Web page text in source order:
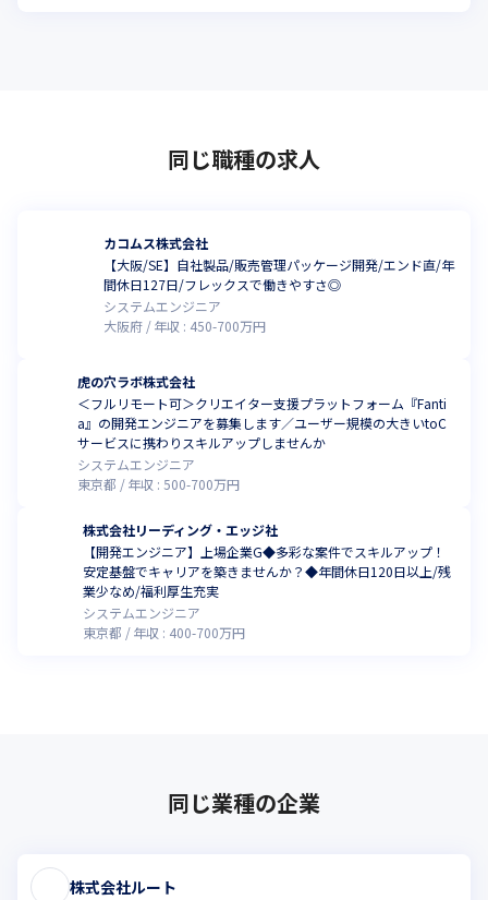
同じ職種の求人
カコムス株式会社
【大阪/SE】自社製品/販売管理パッケージ開発/エンド直/年
間休日127日/フレックスで働きやすさ◎
システムエンジニア
大阪府
年収 : 450-700万円
虎の穴ラボ株式会社
＜フルリモート可＞クリエイター支援プラットフォーム『Fanti
a』の開発エンジニアを募集します／ユーザー規模の大きいtoC
サービスに携わりスキルアップしませんか
システムエンジニア
東京都
年収 : 500-700万円
株式会社リーディング・エッジ社
【開発エンジニア】上場企業G◆多彩な案件でスキルアップ！
安定基盤でキャリアを築きませんか？◆年間休日120日以上/残
業少なめ/福利厚生充実
システムエンジニア
東京都
年収 : 400-700万円
同じ業種の企業
株式会社ルート